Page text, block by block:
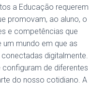
a Educação requerem
promovam, ao aluno, o
e competências que
mundo em que as
digitalmente.
de diferentes
do nosso cotidiano. A